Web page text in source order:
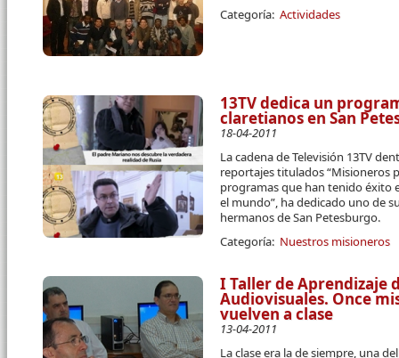
Categoría: Actividades
13TV dedica un
claretianos en San
18-04-2011
La cadena de Televisión 13TV
reportajes titulados “Misioneros
programas que han tenido éxito
el mundo”, ha dedicado uno de
hermanos de San Petesburgo.
Categoría: Nuestros misioneros
I Taller de Aprendizaje
Audiovisuales. Once
vuelven a clase
13-04-2011
La clase era la de siempre, una